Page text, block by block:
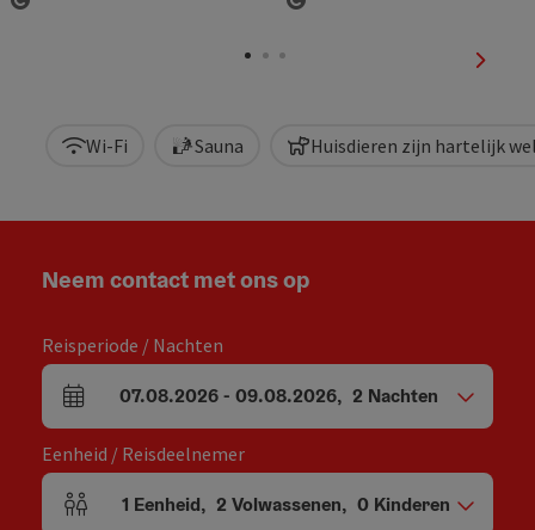
Wi-Fi Sauna Huisdieren zijn hartelijk
Neem contact met ons op
Reisperiode / Nachten
Velden voor aankomst en vertrek
07.08.2026- 09.08.2026, 2 Nachten
Eenheid / Reisdeelnemer
Aantal eenheden en persoonsvelden
1 Eenheid, 2 Volwassenen, 0 Kinderen